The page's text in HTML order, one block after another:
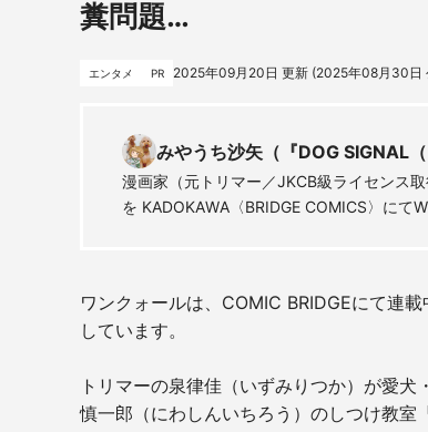
糞問題…
エンタメ PR 2025年09月20日 更新 (2025年08月30日
みやうち沙矢（『DOG SIGNAL
漫画家（元トリマー／JKCB級ライセンス
を KADOKAWA〈BRIDGE COMICS〉にて
ワンクォールは、COMIC BRIDGEにて連
しています。
トリマーの泉律佳（いずみりつか）が愛
慎一郎（にわしんいちろう）のしつけ教室